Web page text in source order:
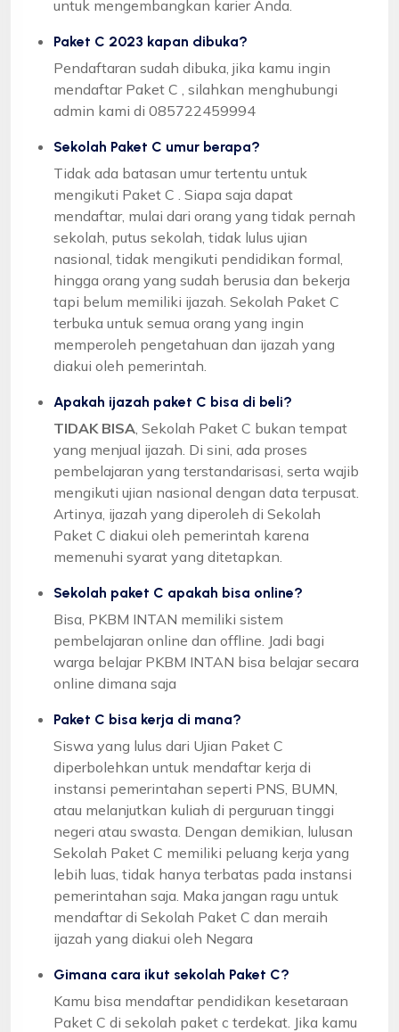
untuk mengembangkan karier Anda.
Paket C 2023 kapan dibuka?
Pendaftaran sudah dibuka, jika kamu ingin
mendaftar Paket C , silahkan menghubungi
admin kami di 085722459994
Sekolah Paket C umur berapa?
Tidak ada batasan umur tertentu untuk
mengikuti Paket C . Siapa saja dapat
mendaftar, mulai dari orang yang tidak pernah
sekolah, putus sekolah, tidak lulus ujian
nasional, tidak mengikuti pendidikan formal,
hingga orang yang sudah berusia dan bekerja
tapi belum memiliki ijazah. Sekolah Paket C
terbuka untuk semua orang yang ingin
memperoleh pengetahuan dan ijazah yang
diakui oleh pemerintah.
Apakah ijazah paket C bisa di beli?
TIDAK BISA , Sekolah Paket C bukan tempat
yang menjual ijazah. Di sini, ada proses
pembelajaran yang terstandarisasi, serta wajib
mengikuti ujian nasional dengan data terpusat.
Artinya, ijazah yang diperoleh di Sekolah
Paket C diakui oleh pemerintah karena
memenuhi syarat yang ditetapkan.
Sekolah paket C apakah bisa online?
Bisa, PKBM INTAN memiliki sistem
pembelajaran online dan offline. Jadi bagi
warga belajar PKBM INTAN bisa belajar secara
online dimana saja
Paket C bisa kerja di mana?
Siswa yang lulus dari Ujian Paket C
diperbolehkan untuk mendaftar kerja di
instansi pemerintahan seperti PNS, BUMN,
atau melanjutkan kuliah di perguruan tinggi
negeri atau swasta. Dengan demikian, lulusan
Sekolah Paket C memiliki peluang kerja yang
lebih luas, tidak hanya terbatas pada instansi
pemerintahan saja. Maka jangan ragu untuk
mendaftar di Sekolah Paket C dan meraih
ijazah yang diakui oleh Negara
Gimana cara ikut sekolah Paket C?
Kamu bisa mendaftar pendidikan kesetaraan
Paket C di sekolah paket c terdekat. Jika kamu